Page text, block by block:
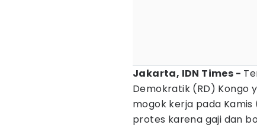
Jakarta, IDN Times -
Demokratik (RD) Kongo
mogok kerja pada
protes karena gaji dan